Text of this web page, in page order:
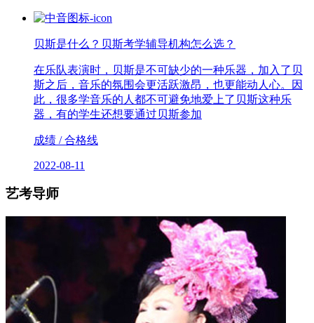
贝斯是什么？贝斯考学辅导机构怎么选？
在乐队表演时，贝斯是不可缺少的一种乐器，加入了贝
斯之后，音乐的氛围会更活跃激昂，也更能动人心。因
此，很多学音乐的人都不可避免地爱上了贝斯这种乐
器，有的学生还想要通过贝斯参加
成绩 / 合格线
2022-08-11
艺考导师